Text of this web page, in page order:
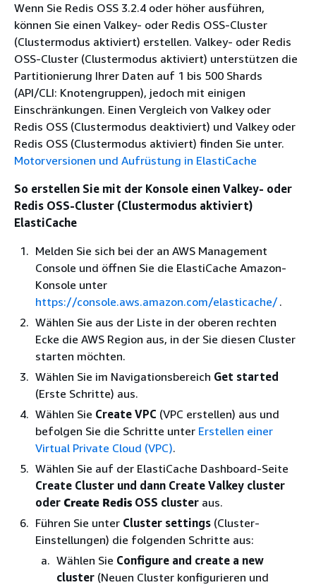
Wenn Sie Redis OSS 3.2.4 oder höher ausführen,
können Sie einen Valkey- oder Redis OSS-Cluster
(Clustermodus aktiviert) erstellen. Valkey- oder Redis
OSS-Cluster (Clustermodus aktiviert) unterstützen die
Partitionierung Ihrer Daten auf 1 bis 500 Shards
(API/CLI: Knotengruppen), jedoch mit einigen
Einschränkungen. Einen Vergleich von Valkey oder
Redis OSS (Clustermodus deaktiviert) und Valkey oder
Redis OSS (Clustermodus aktiviert) finden Sie unter.
Motorversionen und Aufrüstung in ElastiCache
So erstellen Sie mit der Konsole einen Valkey- oder
Redis OSS-Cluster (Clustermodus aktiviert)
ElastiCache
Melden Sie sich bei der an AWS Management
Console und öffnen Sie die ElastiCache Amazon-
Konsole unter
https://console.aws.amazon.com/elasticache/.
Wählen Sie aus der Liste in der oberen rechten
Ecke die AWS Region aus, in der Sie diesen Cluster
starten möchten.
Wählen Sie im Navigationsbereich Get started
(Erste Schritte) aus.
Wählen Sie Create VPC (VPC erstellen) aus und
befolgen Sie die Schritte unter Erstellen einer
Virtual Private Cloud (VPC).
Wählen Sie auf der ElastiCache Dashboard-Seite
Create Cluster und dann Create Valkey cluster
oder Create Redis OSS cluster aus.
Führen Sie unter Cluster settings (Cluster-
Einstellungen) die folgenden Schritte aus:
Wählen Sie Configure and create a new
cluster (Neuen Cluster konfigurieren und